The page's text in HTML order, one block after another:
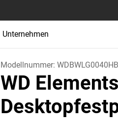
Unternehmen
Modellnummer:
WD